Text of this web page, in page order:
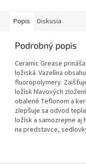
Popis Diskusia
Podrobný popis
Ceramic Grease
ložiská. Vazelína
fluoropolymery.
ložísk hlavových
obalené Teflonom a
zlepšuje sa odvod
ložísk a samozrejme aj
na predstavce,